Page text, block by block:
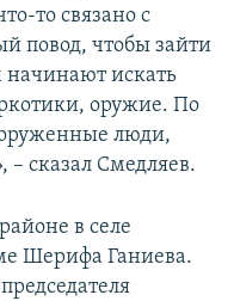
то связано с
повод, чтобы зайти
начинают искать
оружие. По
люди,
сказал Смедляев.
в селе
Шерифа Ганиева.